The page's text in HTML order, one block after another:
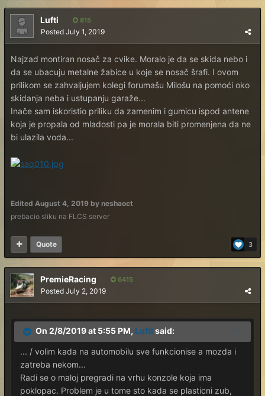
Lufti 815
Posted July 1, 2019
Najzad montiran nosač za cvike. Moralo je da se skida nebo i
da se ubacuju metalne žabice u koje se nosač šrafi. I ovom
prilikom se zahvaljujem kolegi forumašu Milošu na pomoći oko
skidanja neba i ustupanju garaže...
Inače sam iskoristio priliku da zamenim i gumicu ispod antene
koja je propala od mladosti pa je morala biti promenjena da ne
bi ulazila voda...
Edited August 4, 2019 by neshaoct
prebacio sliku na FLCS server
3
Quote
PremieRacing 6415
Posted July 2, 2019
On 2/8/2019 at 5:55 PM, Lufti said:
... / volim kada na automobilu sve funkcionise a mozda i
zatreba nekom...
Radi se o maloj pregradi na vrhu konzole koja ima
poklopac. Problem je u tome sto kada se plasticni zub,